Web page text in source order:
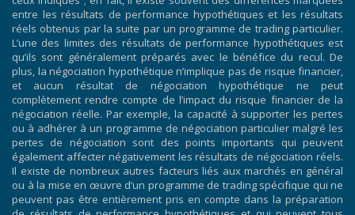
entre les résultats de performance hypothétiques et les résultats
réels obtenus par la suite par un programme de trading particulier.
L’une des limites des résultats de performance hypothétiques est
qu’ils sont généralement préparés avec le bénéfice du recul. De
plus, la négociation hypothétique n’implique pas de risque financier,
et aucun résultat de négociation hypothétique ne peut
complètement rendre compte de l’impact du risque financier de la
négociation réelle. Par exemple, la capacité à supporter les pertes
ou à adhérer à un programme de négociation particulier malgré les
pertes de négociation sont des points importants qui peuvent
également affecter négativement les résultats de négociation réels.
Il existe de nombreux autres facteurs liés aux marchés en général
ou à la mise en œuvre d’un programme de trading spécifique qui ne
peuvent pas être entièrement pris en compte dans la préparation